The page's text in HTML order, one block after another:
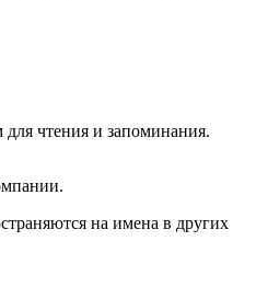
чтения и запоминания.
на имена в других